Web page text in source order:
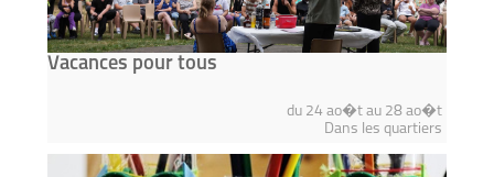
Vacances pour tous
du 24 ao�t au 28 ao�t
Dans les quartiers